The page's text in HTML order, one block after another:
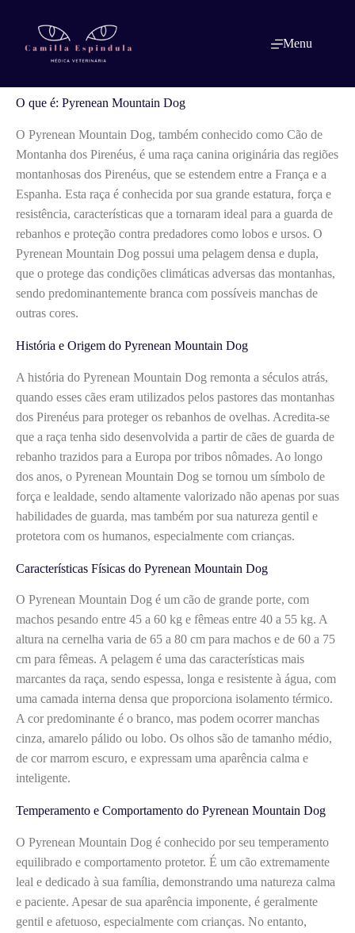
conteúdo
Menu
O que é: Pyrenean Mountain Dog
O que é: Pyrenean Mountain Dog
O Pyrenean Mountain Dog, também conhecido como Cão de
Montanha dos Pirenéus, é uma raça canina originária das regiões
montanhosas dos Pirenéus, que se estendem entre a França e a
Espanha. Esta raça é conhecida por sua grande estatura, força e
resistência, características que a tornaram ideal para a guarda de
rebanhos e proteção contra predadores como lobos e ursos. O
Pyrenean Mountain Dog possui uma pelagem densa e dupla,
que o protege das condições climáticas adversas das montanhas,
sendo predominantemente branca com possíveis manchas de
outras cores.
História e Origem do Pyrenean Mountain Dog
A história do Pyrenean Mountain Dog remonta a séculos atrás,
quando esses cães eram utilizados pelos pastores das montanhas
dos Pirenéus para proteger os rebanhos de ovelhas. Acredita-se
que a raça tenha sido desenvolvida a partir de cães de guarda de
rebanho trazidos para a Europa por tribos nômades. Ao longo
dos anos, o Pyrenean Mountain Dog se tornou um símbolo de
força e lealdade, sendo altamente valorizado não apenas por suas
habilidades de guarda, mas também por sua natureza gentil e
protetora com os humanos, especialmente com crianças.
Características Físicas do Pyrenean Mountain Dog
O Pyrenean Mountain Dog é um cão de grande porte, com
machos pesando entre 45 a 60 kg e fêmeas entre 40 a 55 kg. A
altura na cernelha varia de 65 a 80 cm para machos e de 60 a 75
cm para fêmeas. A pelagem é uma das características mais
marcantes da raça, sendo espessa, longa e resistente à água, com
uma camada interna densa que proporciona isolamento térmico.
A cor predominante é o branco, mas podem ocorrer manchas
cinza, amarelo pálido ou lobo. Os olhos são de tamanho médio,
de cor marrom escuro, e expressam uma aparência calma e
inteligente.
Temperamento e Comportamento do Pyrenean Mountain Dog
O Pyrenean Mountain Dog é conhecido por seu temperamento
equilibrado e comportamento protetor. É um cão extremamente
leal e dedicado à sua família, demonstrando uma natureza calma
e paciente. Apesar de sua aparência imponente, é geralmente
gentil e afetuoso, especialmente com crianças. No entanto,